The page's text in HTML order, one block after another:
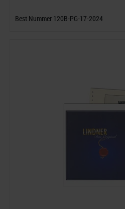
Best.Nummer 120B-PG-17-2024